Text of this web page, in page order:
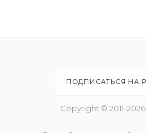
ПОДПИСАТЬСЯ НА
Copyright © 2011-